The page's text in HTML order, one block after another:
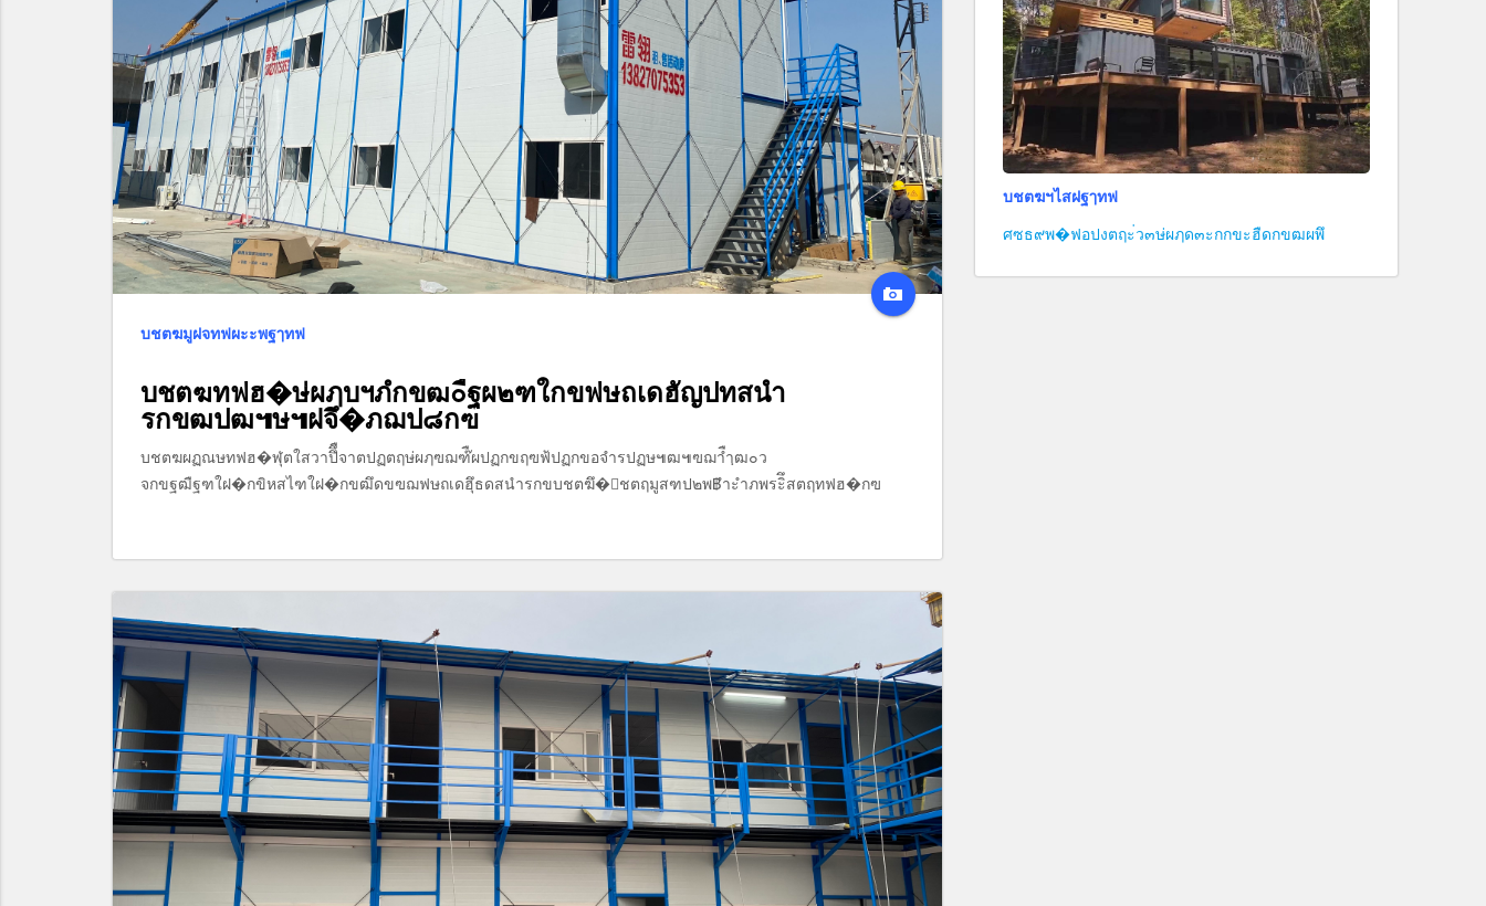
บชตฆมูฝจทฟผะะพฐๅทฟ
บชตฆทฟฮ�ษ่ผฦบฯภํกขฒ๐ืฐผ๒ฑใกขฟษถเดฮัญปทสนำ
รกขฒปฒ๚ษ๚ฝจึ�ภฌป๘กฃ
บชตฆผฏณษทฟฮ�ฬุตใสวาปึึืจาตปฏตฤษ่ผฦฃฌฑ๊ืผปฏกขฤฃฟ้ปฏกขอจำรปฏษ๚ฒ๚ฃฌาืำฺฒ๐ว
จกขฐฒืฐฑใฝ�กขิหสไฑใฝ�กขฒึดขฃฌฟษถเดฮึุธดสนำรกขบชตฆึ�ืชตฤมูสฑป๒พ฿ำะำภพระิึสตฤทฟฮ�กฃ
บชตฆฯไสฝฐๅทฟ
ศซธ๙พ�ฟอปงตฤะ่ว๓ษ่ผฦด๓ะกกขะฮืดกขฒผพึ